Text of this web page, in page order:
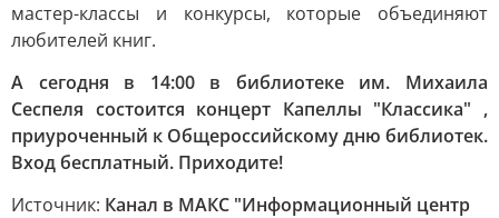
мастер-классы и конкурсы, которые объединяют
любителей книг.
А сегодня в 14:00 в библиотеке им. Михаила
Сеспеля состоится концерт Капеллы "Классика" ,
приуроченный к Общероссийскому дню библиотек.
Вход бесплатный. Приходите!
Источник: Канал в МАКС "Информационный центр